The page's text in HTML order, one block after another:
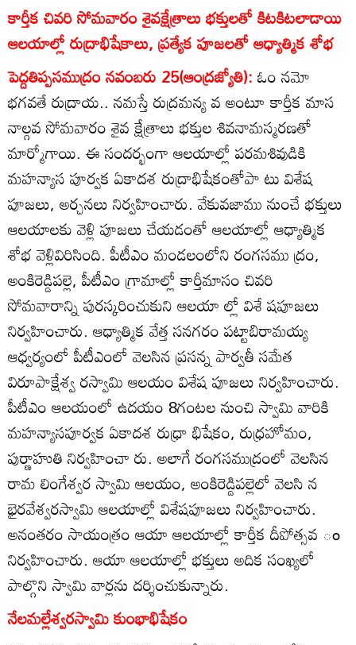
కార్తీక చివరి సోమవారం శైవక్షేత్రాలు భక్తులతో కిటకిటలాడాయి
ఆలయాల్లో రుద్రాభిషేకాలు, ప్రత్యేక పూజలతో ఆధ్యాత్మిక శోభ
పెద్దతిప్పసముద్రం నవంబరు 25(ఆంద్రజ్యోతి):ఓం నమో
భగవతే రుద్రాయ.. నమస్తే రుద్రమన్య వ అంటూ కార్తీక మాస
నాల్గవ సోమవారం శైవ క్షేత్రాలు భక్తుల శివనామస్మరణతో
మార్మోగాయి. ఈ సందర్భంగా ఆలయాల్లో పరమశివుడికి
మహన్యాస పూర్వక ఏకాదశ రుద్రాభిషేకంతోపా టు విశేష
పూజలు, అర్చనలు నిర్వహించారు. వేకువజాము నుంచే భక్తులు
ఆలయాలకు వెళ్లి పూజలు చేయడంతో ఆలయాల్లో ఆధ్యాత్మిక
శోభ వెళ్లివిరిసింది. పీటీఎం మండలంలోని రంగసము ద్రం,
అంకిరెడ్డిపల్లె, పీటీఎం గ్రామాల్లో కార్తీమాసం చివరి
సోమవారాన్ని పురస్కరించుకుని ఆలయా ల్లో విశే షపూజలు
నిర్వహించారు. ఆధ్యాత్మిక వేత్త సనగరం పట్టాబిరామయ్య
ఆధ్వర్యంలో పీటీఎంలో వెలసిన ప్రసన్న పార్వతీ సమేత
విరూపాక్షేశ్వ రస్వామి ఆలయం విశేష పూజలు నిర్వహించారు.
పీటీఎం ఆలయంలో ఉదయం 8గంటల నుంచి స్వామి వారికి
మహన్యాసపూర్వక ఏకాదశ రుధ్రా భిషేకం, రుధ్రహోమం,
పుర్ణాహుతి నిర్వహించా రు. అలాగే రంగసముద్రంలో వెలసిన
రామ లింగేశ్వర స్వామి ఆలయం, అంకిరెడ్డిపల్లెలో వెలసి న
భైరవేశ్వరస్వామి ఆలయాల్లో విశేషపూజలు నిర్వహించారు.
అనంతరం సాయంత్రం ఆయా ఆలయాల్లో కార్తీక దీపోత్సవ ం
నిర్వహించారు. ఆయా ఆలయాల్లో భక్తులు అదిక సంఖ్యలో
పాల్గొని స్వామి వార్లను దర్శించుకున్నారు.
నేలమల్లేశ్వరస్వామి కుంభాభిషేకం